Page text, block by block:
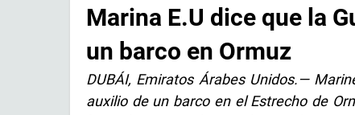
Marina E.U dice que la
un barco en Ormuz
DUBÁI, Emiratos Árabes Unidos.—
auxilio de un barco en el Estrecho de